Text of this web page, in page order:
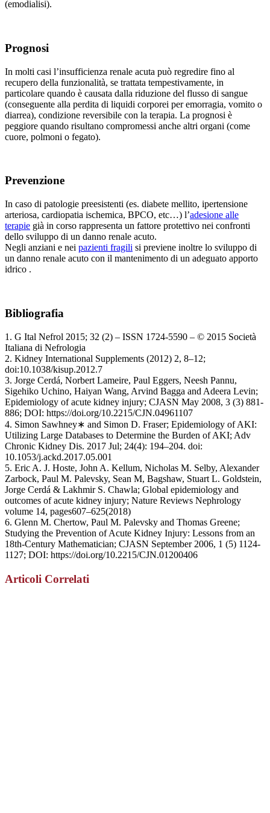
(emodialisi).
Prognosi
In molti casi l’insufficienza renale acuta può regredire fino al
recupero della funzionalità, se trattata tempestivamente, in
particolare quando è causata dalla riduzione del flusso di sangue
(conseguente alla perdita di liquidi corporei per emorragia, vomito o
diarrea), condizione reversibile con la terapia. La prognosi è
peggiore quando risultano compromessi anche altri organi (come
cuore, polmoni o fegato).
Prevenzione
In caso di patologie preesistenti (es. diabete mellito, ipertensione
arteriosa, cardiopatia ischemica, BPCO, etc…) l’adesione alle
terapie già in corso rappresenta un fattore protettivo nei confronti
dello sviluppo di un danno renale acuto.
Negli anziani e nei pazienti fragili si previene inoltre lo sviluppo di
un danno renale acuto con il mantenimento di un adeguato apporto
idrico .
Bibliografia
1. G Ital Nefrol 2015; 32 (2) – ISSN 1724-5590 – © 2015 Società
Italiana di Nefrologia
2. Kidney International Supplements (2012) 2, 8–12;
doi:10.1038/kisup.2012.7
3. Jorge Cerdá, Norbert Lameire, Paul Eggers, Neesh Pannu,
Sigehiko Uchino, Haiyan Wang, Arvind Bagga and Adeera Levin;
Epidemiology of acute kidney injury; CJASN May 2008, 3 (3) 881-
886; DOI: https://doi.org/10.2215/CJN.04961107
4. Simon Sawhney∗ and Simon D. Fraser; Epidemiology of AKI:
Utilizing Large Databases to Determine the Burden of AKI; Adv
Chronic Kidney Dis. 2017 Jul; 24(4): 194–204. doi:
10.1053/j.ackd.2017.05.001
5. Eric A. J. Hoste, John A. Kellum, Nicholas M. Selby, Alexander
Zarbock, Paul M. Palevsky, Sean M, Bagshaw, Stuart L. Goldstein,
Jorge Cerdá & Lakhmir S. Chawla; Global epidemiology and
outcomes of acute kidney injury; Nature Reviews Nephrology
volume 14, pages607–625(2018)
6. Glenn M. Chertow, Paul M. Palevsky and Thomas Greene;
Studying the Prevention of Acute Kidney Injury: Lessons from an
18th-Century Mathematician; CJASN September 2006, 1 (5) 1124-
1127; DOI: https://doi.org/10.2215/CJN.01200406
Articoli Correlati